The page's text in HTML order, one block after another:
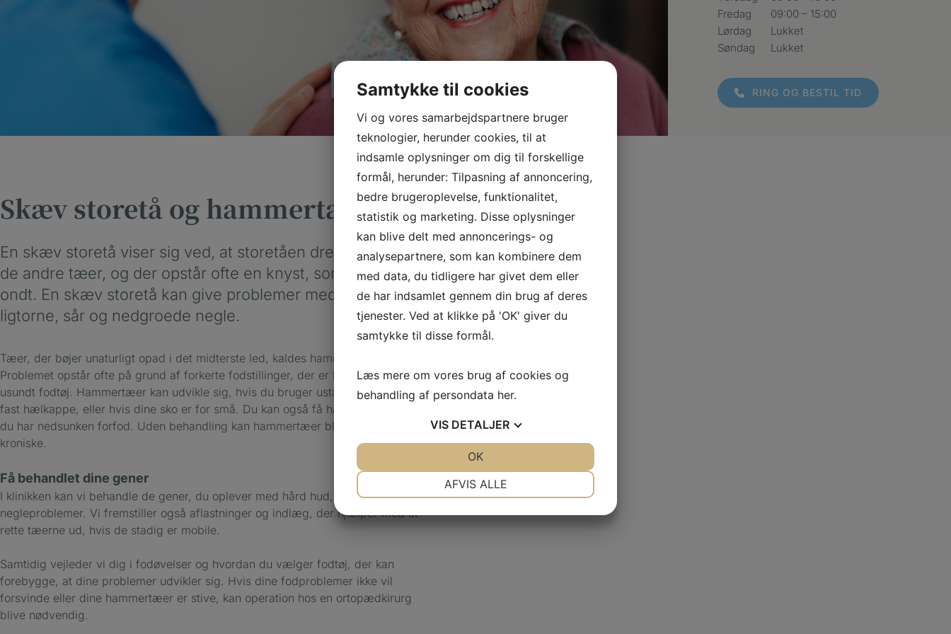
Skæv storetå og hammertæer
En skæv storetå viser sig ved, at storetåen drejer ind mod
de andre tæer, og der opstår ofte en knyst, som kan gøre
ondt. En skæv storetå kan give problemer med hård hud,
ligtorne, sår og nedgroede negle.
Tæer, der bøjer unaturligt opad i det midterste led, kaldes hammertæer.
Problemet opstår ofte på grund af forkerte fodstillinger, der er kombineret med
usundt fodtøj. Hammertæer kan udvikle sig, hvis du bruger ustabile sko uden
fast hælkappe, eller hvis dine sko er for små. Du kan også få hammertæer, hvis
du har nedsunken forfod. Uden behandling kan hammertæer blive stive og
kroniske.
Få behandlet dine gener
I klinikken kan vi behandle de gener, du oplever med hård hud, ligtorne og
negleproblemer. Vi fremstiller også aflastninger og indlæg, der hjælper med at
rette tæerne ud, hvis de stadig er mobile.
Samtidig vejleder vi dig i fodøvelser og hvordan du vælger fodtøj, der kan
forebygge, at dine problemer udvikler sig. Hvis dine fodproblemer ikke vil
forsvinde eller dine hammertæer er stive, kan operation hos en ortopædkirurg
blive nødvendig.
Fredag
09:00 – 15:00
Lørdag
Lukket
Søndag
Lukket
RING OG BESTIL TID
Samtykke til cookies
Vi og vores samarbejdspartnere bruger
teknologier, herunder cookies, til at
indsamle oplysninger om dig til forskellige
formål, herunder: Tilpasning af annoncering,
bedre brugeroplevelse, funktionalitet,
statistik og marketing. Disse oplysninger
kan blive delt med annoncerings- og
analysepartnere, som kan kombinere dem
med data, du tidligere har givet dem eller
de har indsamlet gennem din brug af deres
tjenester. Ved at klikke på 'OK' giver du
samtykke til disse formål.
Læs mere om vores brug af cookies og
behandling af persondata her.
VIS DETALJER
AFVIS ALLE
OK